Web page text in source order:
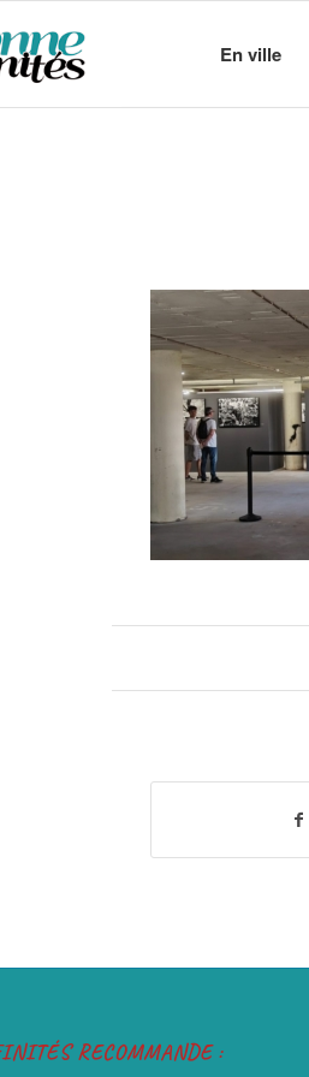
En ville
RECOMMANDE :